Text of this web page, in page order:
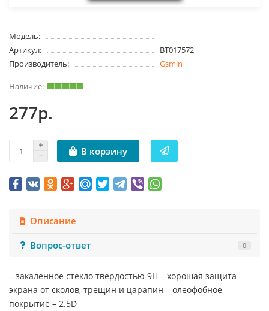
Модель:
Артикул:
BT017572
Производитель:
Gsmin
277р.
В корзину
Описание
Вопрос-ответ
0
– закаленное стекло твердостью 9Н – хорошая защита
экрана от сколов, трещин и царапин – олеофобное
покрытие – 2.5D